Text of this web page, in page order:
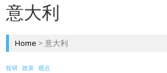
意大利
Home > 意大利
投研 政策 观点